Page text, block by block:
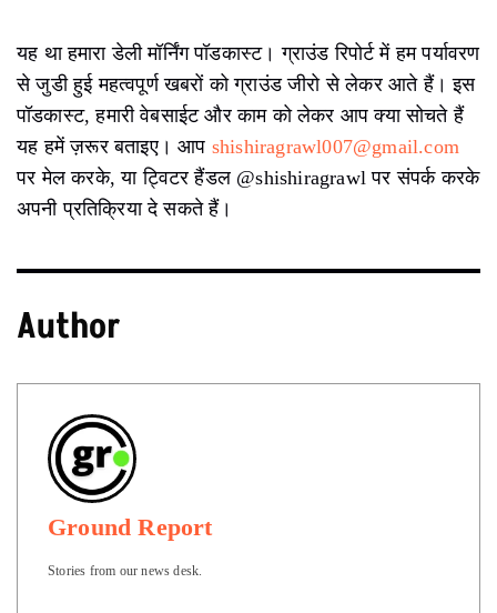
यह था हमारा डेली मॉर्निंग पॉडकास्ट। ग्राउंड रिपोर्ट में हम पर्यावरण
से जुडी हुई महत्वपूर्ण खबरों को ग्राउंड जीरो से लेकर आते हैं। इस
पॉडकास्ट, हमारी वेबसाईट और काम को लेकर आप क्या सोचते हैं
यह हमें ज़रूर बताइए। आप shishiragrawl007@gmail.com
पर मेल करके, या ट्विटर हैंडल @shishiragrawl पर संपर्क करके
अपनी प्रतिक्रिया दे सकते हैं।
Author
Ground Report
Stories from our news desk.